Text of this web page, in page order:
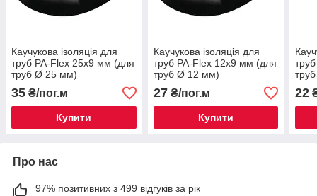
Каучукова ізоляція для
труб PA-Flex 25х9 мм (для
труб Ø 25 мм)
35 ₴/пог.м
Купити
Каучукова ізоляція для
труб PA-Flex 12х9 мм (для
труб Ø 12 мм)
27₴/пог.м
Купити
22
Про нас
97% позитивних з 499 відгуків за рік